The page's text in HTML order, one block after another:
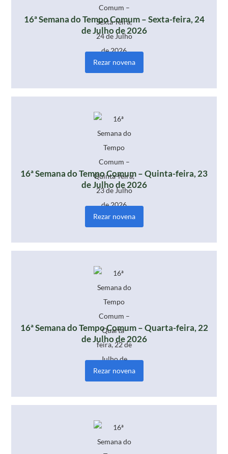
16ª Semana do Tempo Comum – Sexta-feira, 24
de Julho de 2026
Rezar novena
16ª Semana do Tempo Comum – Quinta-feira, 23
de Julho de 2026
Rezar novena
16ª Semana do Tempo Comum – Quarta-feira, 22
de Julho de 2026
Rezar novena